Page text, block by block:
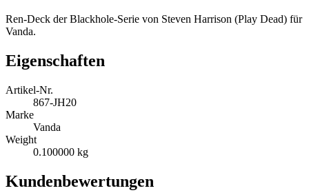
Ren-Deck der Blackhole-Serie von Steven Harrison (Play Dead) für
Vanda.
Eigenschaften
Artikel-Nr.
867-JH20
Marke
Vanda
Weight
0.100000 kg
Kundenbewertungen